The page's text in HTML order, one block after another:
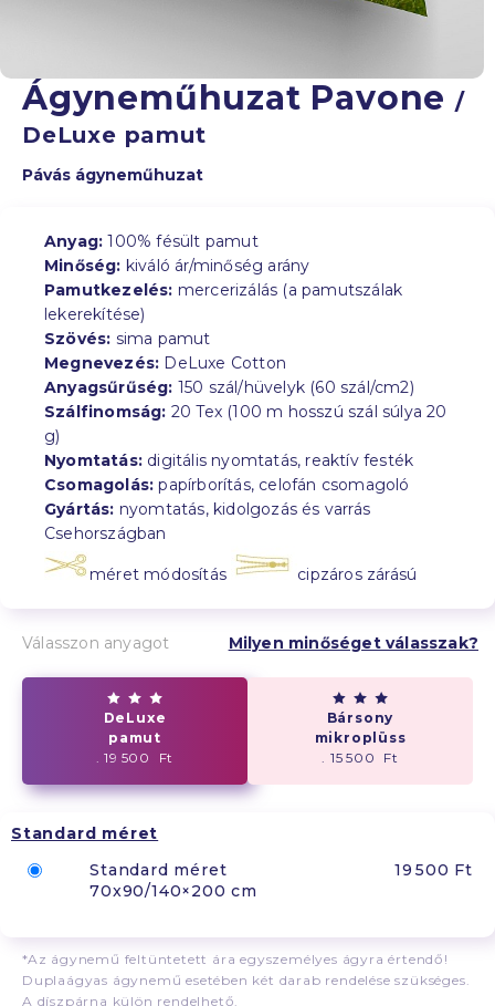
Ágyneműhuzat Pavone /
DeLuxe pamut
Pávás ágyneműhuzat
Anyag: 100% fésült pamut
Minőség: kiváló ár/minőség arány
Pamutkezelés: mercerizálás (a pamutszálak
lekerekítése)
Szövés: sima pamut
Megnevezés: DeLuxe Cotton
Anyagsűrűség: 150 szál/hüvelyk (60 szál/cm2)
Szálfinomság: 20 Tex (100 m hosszú szál súlya 20
g)
Nyomtatás: digitális nyomtatás, reaktív festék
Csomagolás: papírborítás, celofán csomagoló
Gyártás: nyomtatás, kidolgozás és varrás
Csehországban
méret módosítás cipzáros zárású
Válasszon anyagot Milyen minőséget válasszak?
DeLuxe
pamut
. 19 500 Ft
Bársony
mikroplüss
. 15 500 Ft
Standard méret
Standard méret
70x90/140×200 cm
19 500 Ft
*Az ágynemű feltüntetett ára egyszemélyes ágyra értendő!
Duplaágyas ágynemű esetében két darab rendelése szükséges.
A díszpárna külön rendelhető.